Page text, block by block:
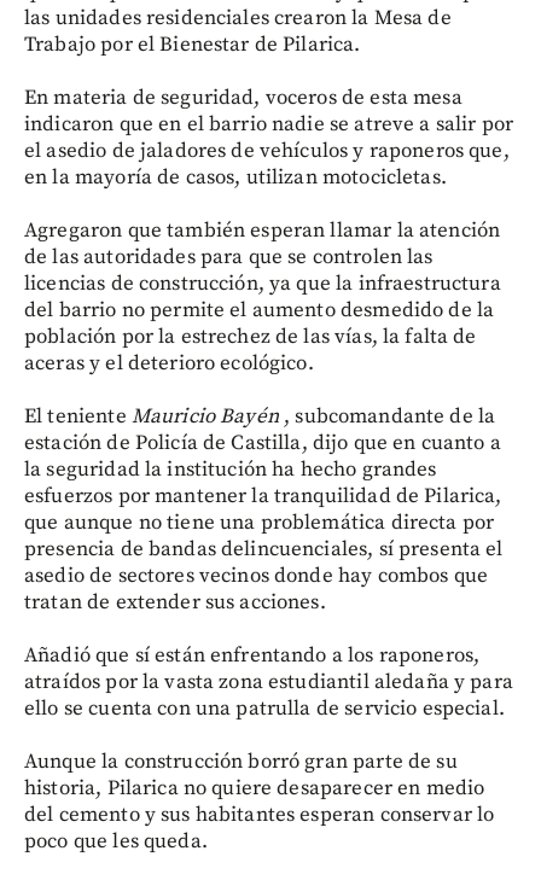
las unidades residenciales crearon la Mesa de
Trabajo por el Bienestar de Pilarica.
En materia de seguridad, voceros de esta mesa
indicaron que en el barrio nadie se atreve a salir por
el asedio de jaladores de vehículos y raponeros que,
en la mayoría de casos, utilizan motocicletas.
Agregaron que también esperan llamar la atención
de las autoridades para que se controlen las
licencias de construcción, ya que la infraestructura
del barrio no permite el aumento desmedido de la
población por la estrechez de las vías, la falta de
aceras y el deterioro ecológico.
El teniente Mauricio Bayén, subcomandante de la
estación de Policía de Castilla, dijo que en cuanto a
la seguridad la institución ha hecho grandes
esfuerzos por mantener la tranquilidad de Pilarica,
que aunque no tiene una problemática directa por
presencia de bandas delincuenciales, sí presenta el
asedio de sectores vecinos donde hay combos que
tratan de extender sus acciones.
Añadió que sí están enfrentando a los raponeros,
atraídos por la vasta zona estudiantil aledaña y para
ello se cuenta con una patrulla de servicio especial.
Aunque la construcción borró gran parte de su
historia, Pilarica no quiere desaparecer en medio
del cemento y sus habitantes esperan conservar lo
poco que les queda.